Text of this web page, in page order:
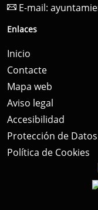
E-mail:
Enlaces
Inicio
Contacte
Mapa web
Aviso legal
Accesibilidad
Protección de Datos
Política de Cookies